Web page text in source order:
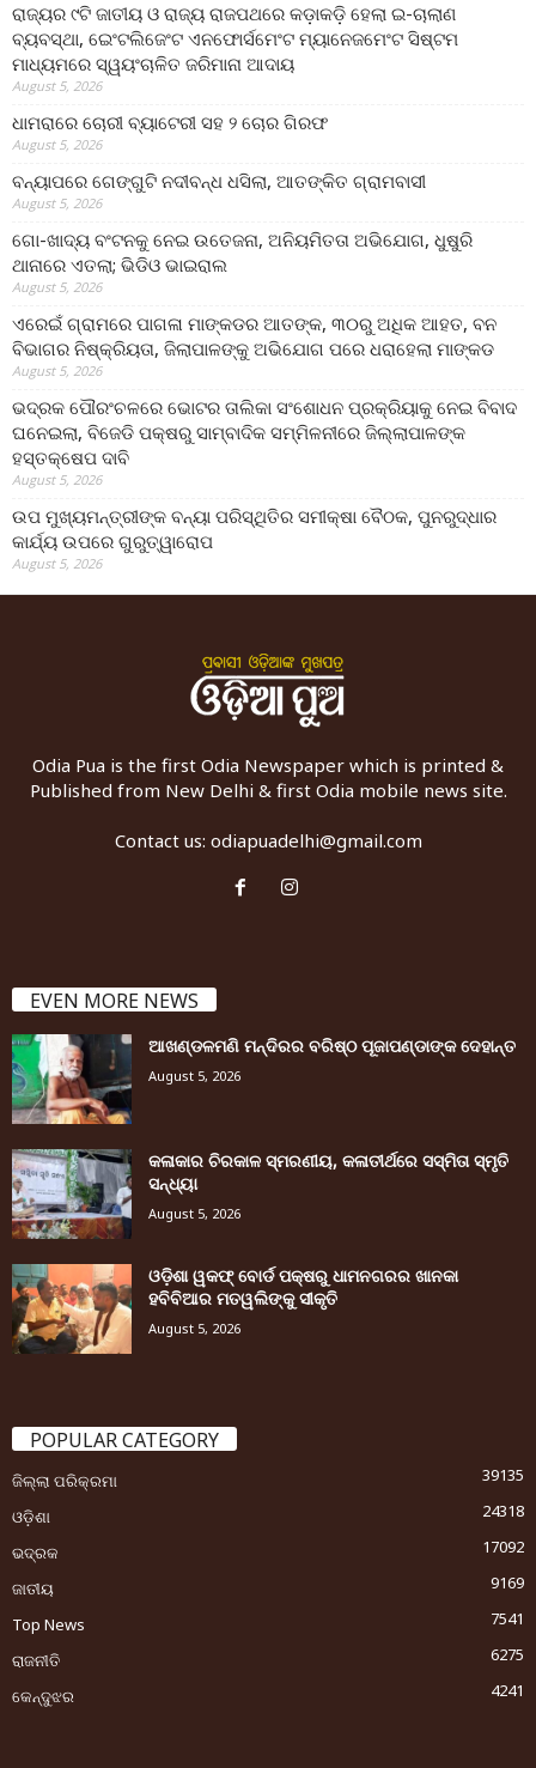
ରାଜ୍ୟର ୯ଟି ଜାତୀୟ ଓ ରାଜ୍ୟ ରାଜପଥରେ କଡ଼ାକଡ଼ି ହେଲା ଇ-ଚାଲାଣ
ବ୍ୟବସ୍ଥା, ଇେଂଟଲିଜେଂଟ ଏନଫୋର୍ସମେଂଟ ମ୍ୟାନେଜମେଂଟ ସିଷ୍ଟମ
ମାଧ୍ୟମରେ ସ୍ୱୟଂଚାଳିତ ଜରିମାନା ଆଦାୟ
August 5, 2026
ଧାମରାରେ ଚୋରୀ ବ୍ୟାଟେରୀ ସହ ୨ ଚୋର ଗିରଫ
August 5, 2026
ବନ୍ୟାପରେ ଗେଙ୍ଗୁଟି ନଦୀବନ୍ଧ ଧସିଲା, ଆତଙ୍କିତ ଗ୍ରାମବାସୀ
August 5, 2026
ଗୋ-ଖାଦ୍ୟ ବଂଟନକୁ ନେଇ ଉତେଜନା, ଅନିୟମିତତା ଅଭିଯୋଗ, ଧୁଷୁରି
ଥାନାରେ ଏତଲା; ଭିଡିଓ ଭାଇରାଲ
August 5, 2026
ଏରେଇଁ ଗ୍ରାମରେ ପାଗଳା ମାଙ୍କଡର ଆତଙ୍କ, ୩୦ରୁ ଅଧିକ ଆହତ, ବନ
ବିଭାଗର ନିଷ୍କ୍ରିୟତା, ଜିଲାପାଳଙ୍କୁ ଅଭିଯୋଗ ପରେ ଧରାହେଲା ମାଙ୍କଡ
August 5, 2026
ଭଦ୍ରକ ପୌରଂଚଳରେ ଭୋଟର ତାଲିକା ସଂଶୋଧନ ପ୍ରକ୍ରିୟାକୁ ନେଇ ବିବାଦ
ଘନେଇଲା, ବିଜେଡି ପକ୍ଷରୁ ସାମ୍ବାଦିକ ସମ୍ମିଳନୀରେ ଜିଲ୍ଲାପାଳଙ୍କ
ହସ୍ତକ୍ଷେପ ଦାବି
August 5, 2026
ଉପ ମୁଖ୍ୟମନ୍ତ୍ରୀଙ୍କ ବନ୍ୟା ପରିସ୍ଥିତିର ସମୀକ୍ଷା ବୈଠକ, ପୁନରୁଦ୍ଧାର
କାର୍ଯ୍ୟ ଉପରେ ଗୁରୁତ୍ୱାରୋପ
August 5, 2026
Odia Pua is the first Odia Newspaper which is printed &
Published from New Delhi & first Odia mobile news site.
Contact us: odiapuadelhi@gmail.com
EVEN MORE NEWS
ଆଖଣ୍ଡଳମଣି ମନ୍ଦିରର ବରିଷ୍ଠ ପୂଜାପଣ୍ଡାଙ୍କ ଦେହାନ୍ତ
August 5, 2026
କଳାକାର ଚିରକାଳ ସ୍ମରଣୀୟ, କଳାତୀର୍ଥରେ ସସ୍ମିତା ସ୍ମୃତି
ସନ୍ଧ୍ୟା
August 5, 2026
ଓଡ଼ିଶା ୱକଫ୍ ବୋର୍ଡ ପକ୍ଷରୁ ଧାମନଗରର ଖାନକା
ହବିବିଆର ମତୱଲିଙ୍କୁ ସୀକୃତି
August 5, 2026
POPULAR CATEGORY
ଜିଲ୍ଲା ପରିକ୍ରମା
39135
ଓଡ଼ିଶା
24318
ଭଦ୍ରକ
17092
ଜାତୀୟ
9169
Top News
7541
ରାଜନୀତି
6275
କେନ୍ଦୁଝର
4241